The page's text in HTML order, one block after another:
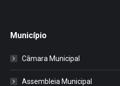
Município
Câmara Municipal
Assembleia Municipal